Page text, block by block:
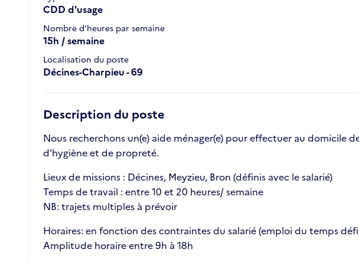
CDD d'usage
Nombre d'heures par semaine
15h / semaine
Localisation du poste
Décines-Charpieu - 69
Description du poste
Nous recherchons un(e) aide ménager(e) pour effectuer au domicile
d'hygiène et de propreté.
Lieux de missions : Décines, Meyzieu, Bron (définis avec le salarié)
Temps de travail : entre 10 et 20 heures/ semaine
NB: trajets multiples à prévoir
Horaires: en fonction des contraintes du salarié (emploi du temps
Amplitude horaire entre 9h à 18h